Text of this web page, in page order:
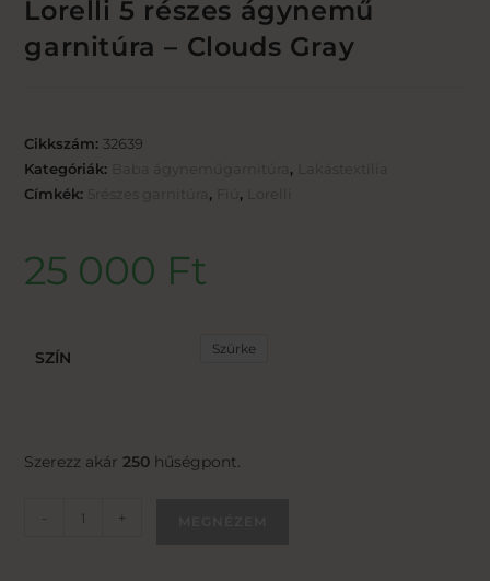
Lorelli 5 részes ágynemű
garnitúra – Clouds Gray
Cikkszám: 32639
Kategóriák:
,
Címkék:
, ,
25 000 Ft
SZÍN Szürke
Szerezz akár250 hűségpont.
- +